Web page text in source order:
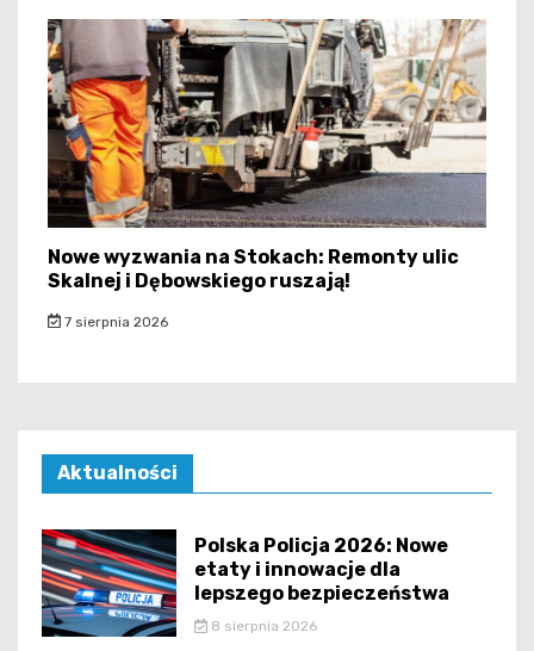
Nowe wyzwania na Stokach: Remonty ulic
Skalnej i Dębowskiego ruszają!
7 sierpnia 2026
Aktualności
Polska Policja 2026: Nowe
etaty i innowacje dla
lepszego bezpieczeństwa
8 sierpnia 2026